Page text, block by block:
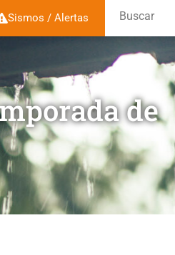
Sismos / Alertas Buscar
de